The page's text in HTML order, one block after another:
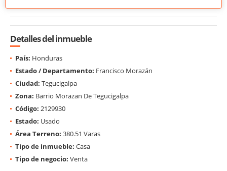
Detalles del inmueble
País: Honduras
Estado / Departamento: Francisco Morazán
Ciudad: Tegucigalpa
Zona: Barrio Morazan De Tegucigalpa
Código: 2129930
Estado: Usado
Área Terreno: 380.51 Varas
Tipo de inmueble: Casa
Tipo de negocio: Venta